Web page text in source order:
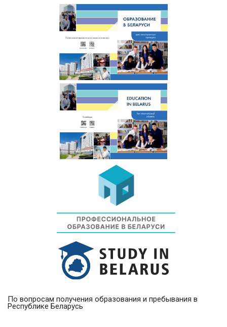
По вопросам получения образования и пребывания в
Республике Беларусь